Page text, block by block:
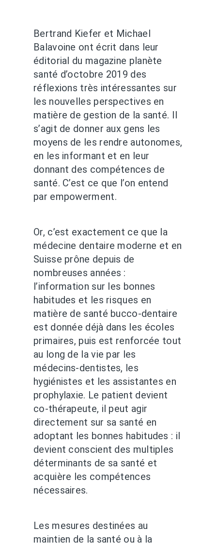
Bertrand Kiefer et Michael
Balavoine ont écrit dans leur
éditorial du magazine planète
santé d’octobre 2019 des
réflexions très intéressantes sur
les nouvelles perspectives en
matière de gestion de la santé. Il
s’agit de donner aux gens les
moyens de les rendre autonomes,
en les informant et en leur
donnant des compétences de
santé. C’est ce que l’on entend
par empowerment.
Or, c’est exactement ce que la
médecine dentaire moderne et en
Suisse prône depuis de
nombreuses années :
l’information sur les bonnes
habitudes et les risques en
matière de santé bucco-dentaire
est donnée déjà dans les écoles
primaires, puis est renforcée tout
au long de la vie par les
médecins-dentistes, les
hygiénistes et les assistantes en
prophylaxie. Le patient devient
co-thérapeute, il peut agir
directement sur sa santé en
adoptant les bonnes habitudes : il
devient conscient des multiples
déterminants de sa santé et
acquière les compétences
nécessaires.
Les mesures destinées au
maintien de la santé ou à la